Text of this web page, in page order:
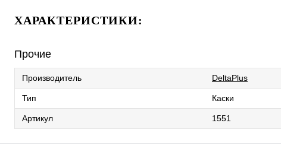
ХАРАКТЕРИСТИКИ:
Прочие
Производитель DeltaPlus
Тип Каски
Артикул 1551